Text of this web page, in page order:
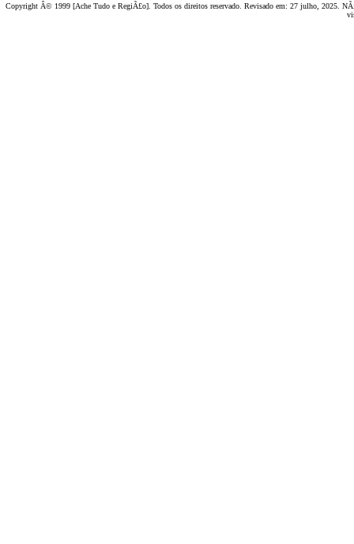
Copyright Â© 1999 [Ache Tudo e RegiÃ£o]. Todos os direitos reservado. Revisado em: 27 julho, 2025 .